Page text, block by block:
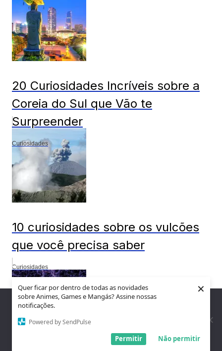
Quer ficar por dentro de todas as novidades
sobre Animes, Games e Mangás? Assine nossas
notificações.
Powered by SendPulse
Não permitir
Permitir
×
20 Curiosidades Incríveis sobre a
Coreia do Sul que Vão te
Surpreender
Curiosidades
10 curiosidades sobre os vulcões
que você precisa saber
Curiosidades
Nós utilizamos cookies para garantir que você tenha a melhor
experiência em nosso site. Se você continua a usar este site,
assumimos que você está satisfeito.
Entendi!